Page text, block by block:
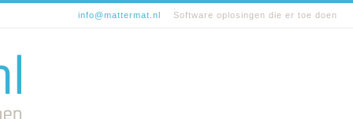
info@mattermat.nl Software oplosingen die er toe doen